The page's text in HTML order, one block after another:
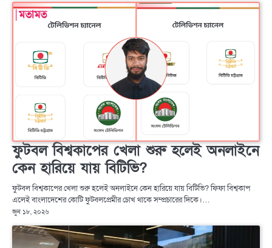
ফুটবল বিশ্বকাপের খেলা শুরু হলেই অনলাইনে
কেন হারিয়ে যায় বিটিভি?
ফুটবল বিশ্বকাপের খেলা শুরু হলেই অনলাইনে কেন হারিয়ে যায় বিটিভি? ফিফা বিশ্বকাপ
এলেই বাংলাদেশের কোটি ফুটবলপ্রেমীর চোখ থাকে সম্প্রচারের দিকে।…
জুন ১৮, ২০২৬